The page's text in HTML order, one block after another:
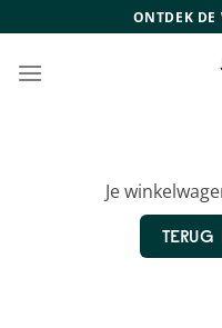
naar
inhoud
ONTDEK DE
Je